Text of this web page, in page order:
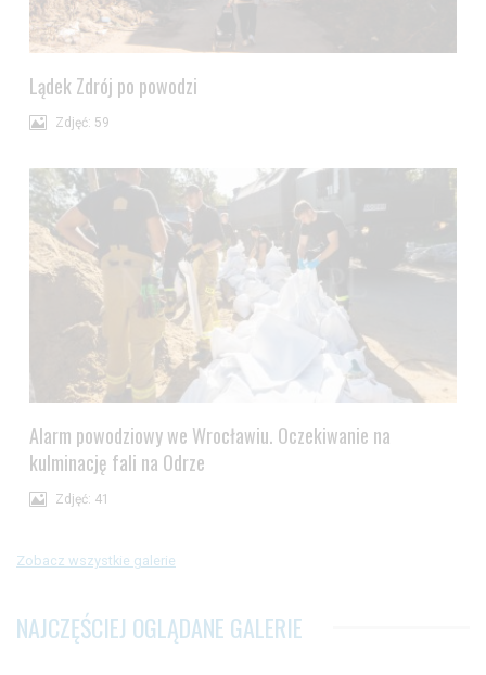
Lądek Zdrój po powodzi
Zdjęć: 59
Alarm powodziowy we Wrocławiu. Oczekiwanie na
kulminację fali na Odrze
Zdjęć: 41
Zobacz wszystkie galerie
NAJCZĘŚCIEJ OGLĄDANE GALERIE